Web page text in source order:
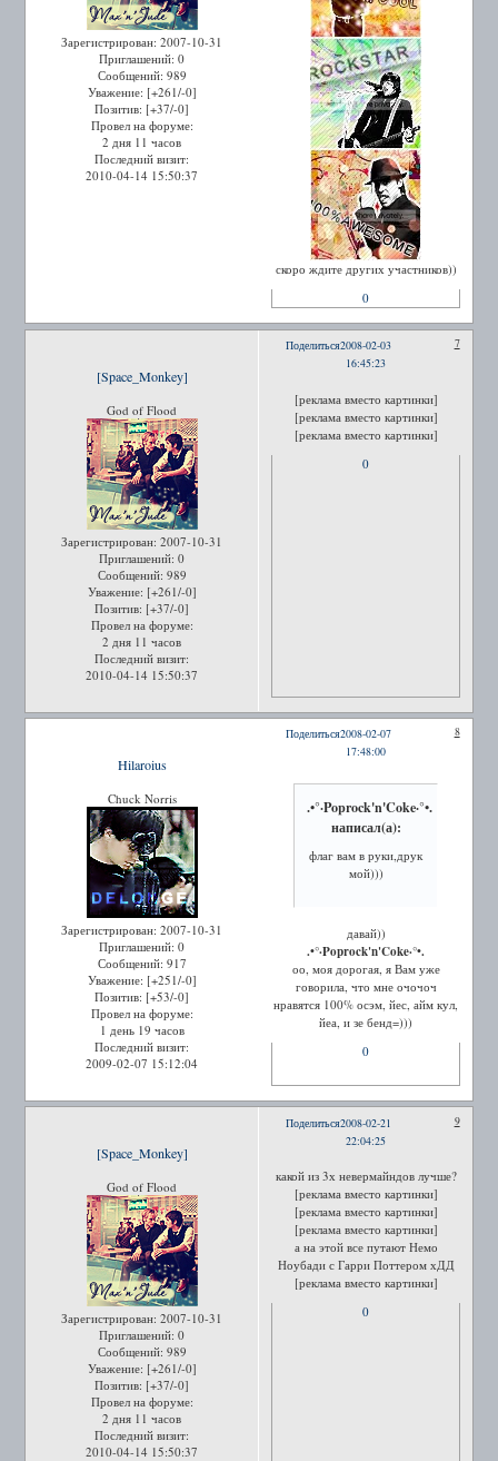
Зарегистрирован: 2007-10-31
Приглашений: 0
Сообщений: 989
Уважение: [+261/-0]
Позитив: [+37/-0]
Провел на форуме:
2 дня 11 часов
Последний визит:
2010-04-14 15:50:37
скоро ждите других участников))
0
Поделиться 7
2008-02-03
16:45:23
[Space_Monkey]
God of Flood
Зарегистрирован: 2007-10-31
Приглашений: 0
Сообщений: 989
Уважение: [+261/-0]
Позитив: [+37/-0]
Провел на форуме:
2 дня 11 часов
Последний визит:
2010-04-14 15:50:37
[реклама вместо картинки]
[реклама вместо картинки]
[реклама вместо картинки]
0
Поделиться 8
2008-02-07
17:48:00
Hilaroius
Chuck Norris
Зарегистрирован: 2007-10-31
Приглашений: 0
Сообщений: 917
Уважение: [+251/-0]
Позитив: [+53/-0]
Провел на форуме:
1 день 19 часов
Последний визит:
2009-02-07 15:12:04
.•°·Poprock'n'Coke·°•.
написал(а):
флаг вам в руки,друк
мой)))
давай))
.•°·Poprock'n'Coke·°•.
оо, моя дорогая, я Вам уже
говорила, что мне очочоч
нравятся 100% осэм, йес, айм кул,
йеа, и зе бенд=)))
0
Поделиться 9
2008-02-21
22:04:25
[Space_Monkey]
God of Flood
Зарегистрирован: 2007-10-31
Приглашений: 0
Сообщений: 989
Уважение: [+261/-0]
Позитив: [+37/-0]
Провел на форуме:
2 дня 11 часов
Последний визит:
2010-04-14 15:50:37
какой из 3х невермайндов лучше?
[реклама вместо картинки]
[реклама вместо картинки]
[реклама вместо картинки]
а на этой все путают Немо
Ноубади с Гарри Поттером хДД
[реклама вместо картинки]
0